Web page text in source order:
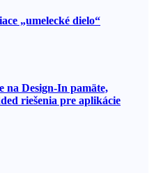
„umelecké dielo“
na Design-In pamäte,
riešenia pre aplikácie